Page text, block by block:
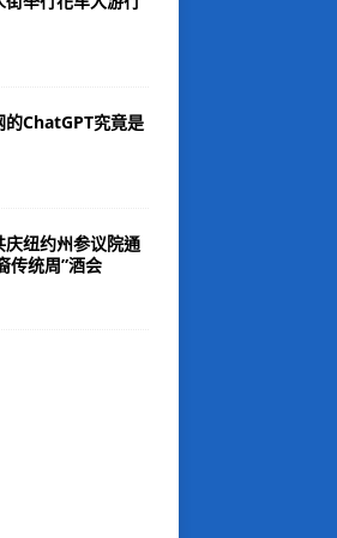
的ChatGPT究竟是
庆纽约州参议院通
传统周”酒会